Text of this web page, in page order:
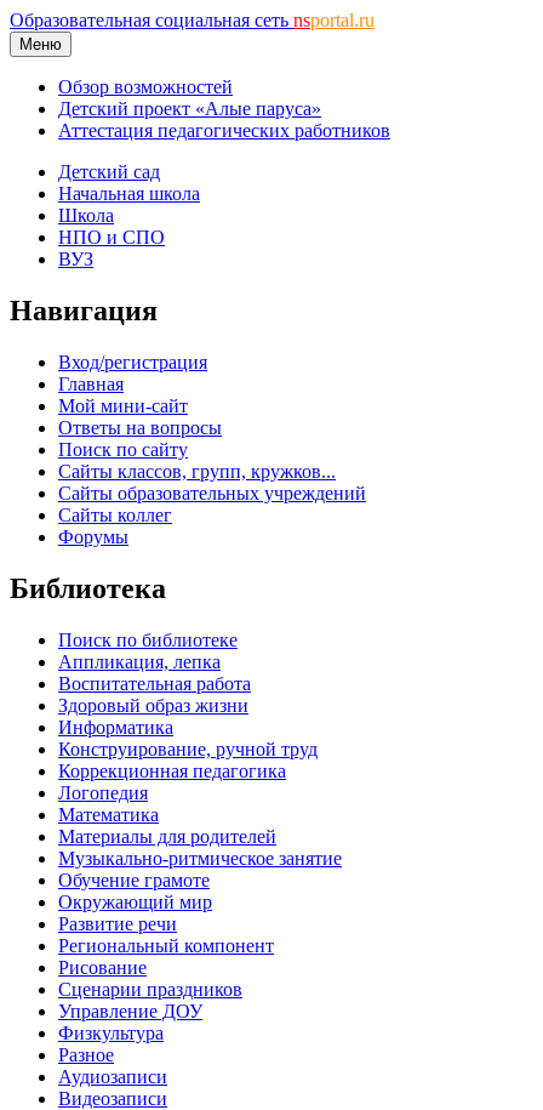
Образовательная социальная сеть nsportal.ru
Меню
Обзор возможностей
Детский проект «Алые паруса»
Аттестация педагогических работников
Детский сад
Начальная школа
Школа
НПО и СПО
ВУЗ
Навигация
Вход/регистрация
Главная
Мой мини-сайт
Ответы на вопросы
Поиск по сайту
Сайты классов, групп, кружков...
Сайты образовательных учреждений
Сайты коллег
Форумы
Библиотека
Поиск по библиотеке
Аппликация, лепка
Воспитательная работа
Здоровый образ жизни
Информатика
Конструирование, ручной труд
Коррекционная педагогика
Логопедия
Математика
Материалы для родителей
Музыкально-ритмическое занятие
Обучение грамоте
Окружающий мир
Развитие речи
Региональный компонент
Рисование
Сценарии праздников
Управление ДОУ
Физкультура
Разное
Аудиозаписи
Видеозаписи